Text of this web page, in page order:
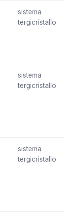
sistema
tergicristallo
sistema
tergicristallo
sistema
tergicristallo